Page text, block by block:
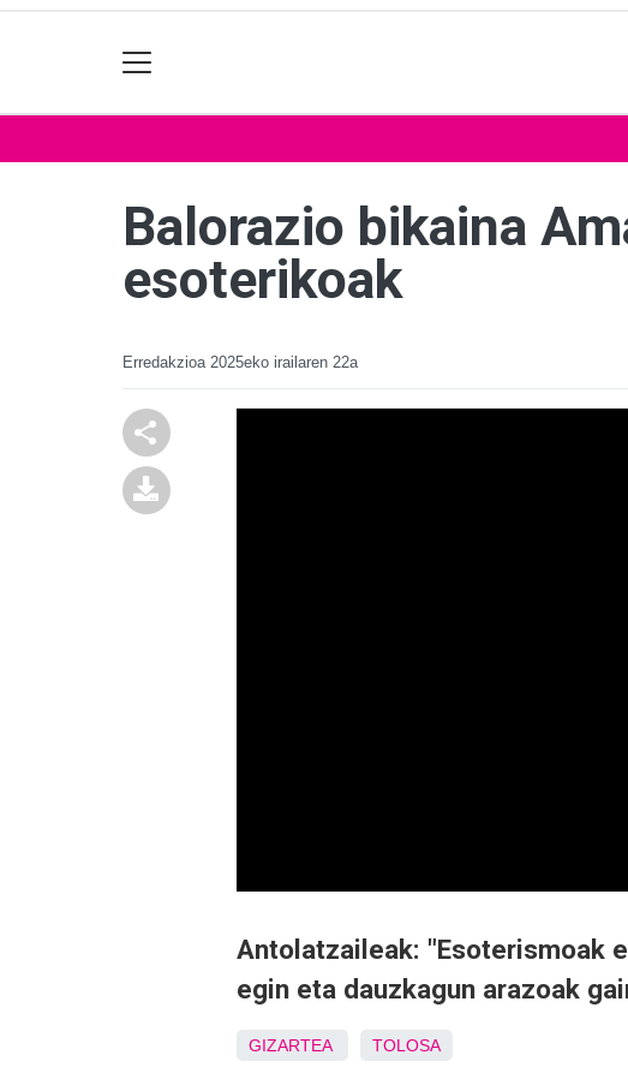
Balorazio bikaina
esoterikoak
Erredakzioa 2025eko irailaren 22a
Antolatzaileak: "Esoterismoak
egin eta dauzkagun arazoak
GIZARTEA TOLOSA